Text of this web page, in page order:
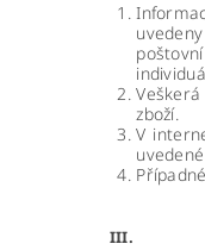
zboží.
V
III.